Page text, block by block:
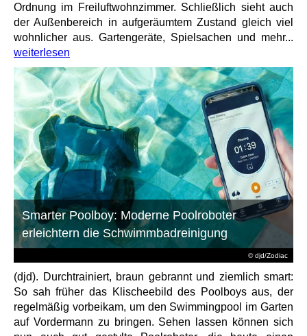
Ordnung im Freiluftwohnzimmer. Schließlich sieht auch
der Außenbereich in aufgeräumtem Zustand gleich viel
wohnlicher aus. Gartengeräte, Spielsachen und mehr...
weiterlesen
© djd/Zodiac
Smarter Poolboy: Moderne Poolroboter
erleichtern die Schwimmbadreinigung
(djd). Durchtrainiert, braun gebrannt und ziemlich smart:
So sah früher das Klischeebild des Poolboys aus, der
regelmäßig vorbeikam, um den Swimmingpool im Garten
auf Vordermann zu bringen. Sehen lassen können sich